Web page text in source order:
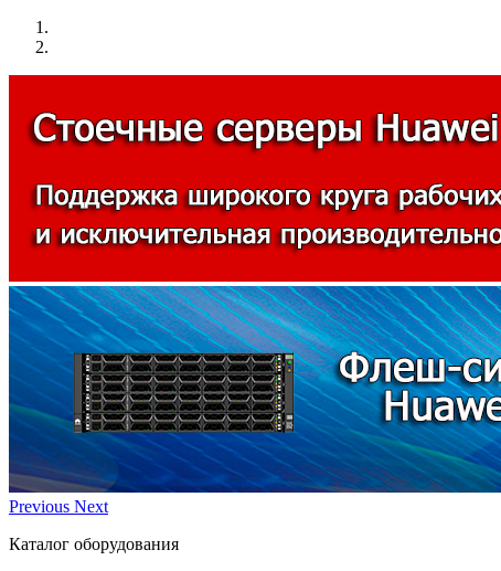
Previous Next
Каталог оборудования